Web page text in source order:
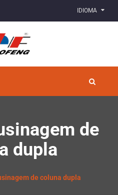
IDIOMA
de
dupla
de coluna dupla